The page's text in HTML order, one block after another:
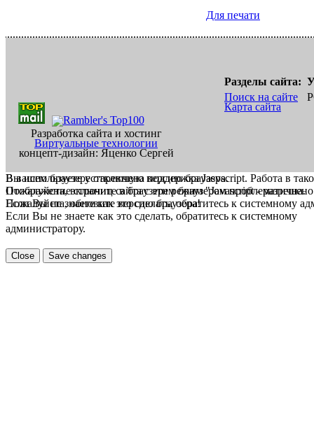
Для печати
Разработка сайта и хостинг
Виртуальные технологии
концепт-дизайн: Яценко Сергей
Разделы сайта:
Поиск на сайте
Карта сайта
В вашем браузере отключена поддержка Jasvscript. Работа в
Пожалуйста, включите в браузере режим "Javascript -
Если Вы не знаете как это сделать, обратитесь к системному
Вы используете устаревшую версию браузера.
Отображение страниц сайта с этим браузером проблематична.
Пожалуйста, обновите версию браузера!
Если Вы не знаете как это сделать, обратитесь к системному
администратору.
Close Save changes